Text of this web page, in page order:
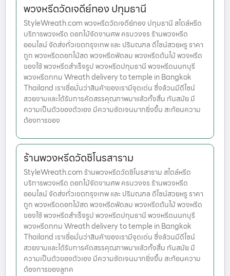
พวงหรีดวัดเจดีย์ทอง ปทุมธานี
StyleWreath.com พวงหรีดวัดเจดีย์ทอง ปทุมธานี สไตล์หรีด
บริการพวงหรีด ดอกไม้จัดงานศพ ครบวงจร ร้านพวงหรีด
ออนไลน์ จัดส่งทั่วเขตกรุงเทพ และ ปริมณฑล ดีไซน์สวยหรู ราคา
ถูก พวงหรีดดอกไม้สด พวงหรีดพัดลม พวงหรีดต้นไม้ พวงหรีด
ของใช้ พวงหรีดสำเร็จรูป พวงหรีดปทุมธานี พวงหรีดนนทบุรี
พวงหรีดกทม Wreath delivery to temple in Bangkok
Thailand เราเชื่อมั่นว่าสินค้าของเรามีจุดเด่น ซึ่งล้วนมีดีไซน์
สวยงามและได้รับการคัดสรรคุณภาพมาแล้วทั้งสิ้น ทันสมัย มี
ความเป็นตัวของตัวเอง มีความชัดเจนมากยิ่งขึ้น สะท้อนความ
ต้องการของ
ร้านพวงหรีดวัดชิโนรสาราม
StyleWreath.com ร้านพวงหรีดวัดชิโนรสาราม สไตล์หรีด
บริการพวงหรีด ดอกไม้จัดงานศพ ครบวงจร ร้านพวงหรีด
ออนไลน์ จัดส่งทั่วเขตกรุงเทพ และ ปริมณฑล ดีไซน์สวยหรู ราคา
ถูก พวงหรีดดอกไม้สด พวงหรีดพัดลม พวงหรีดต้นไม้ พวงหรีด
ของใช้ พวงหรีดสำเร็จรูป พวงหรีดปทุมธานี พวงหรีดนนทบุรี
พวงหรีดกทม Wreath delivery to temple in Bangkok
Thailand เราเชื่อมั่นว่าสินค้าของเรามีจุดเด่น ซึ่งล้วนมีดีไซน์
สวยงามและได้รับการคัดสรรคุณภาพมาแล้วทั้งสิ้น ทันสมัย มี
ความเป็นตัวของตัวเอง มีความชัดเจนมากยิ่งขึ้น สะท้อนความ
ต้องการของลูกค